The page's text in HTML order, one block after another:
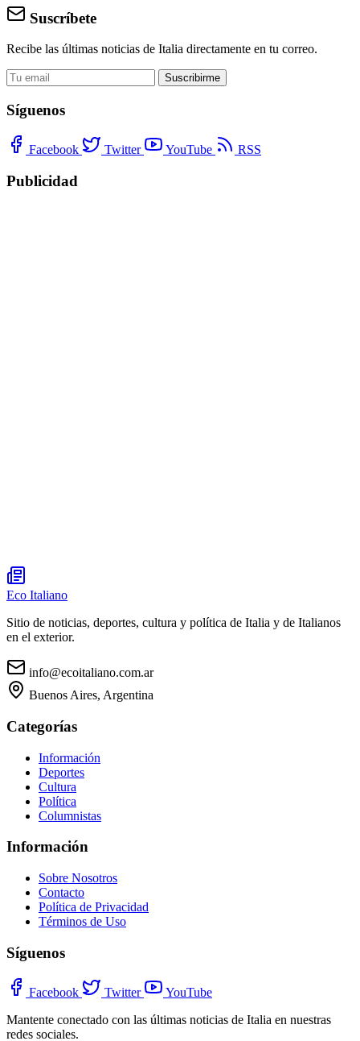
Suscríbete
Recibe las últimas noticias de Italia directamente en tu correo.
Suscribirme
Síguenos
Facebook Twitter YouTube RSS
Publicidad
Eco Italiano
Sitio de noticias, deportes, cultura y política de Italia y de Italianos
en el exterior.
info@ecoitaliano.com.ar
Buenos Aires, Argentina
Categorías
Información
Deportes
Cultura
Política
Columnistas
Información
Sobre Nosotros
Contacto
Política de Privacidad
Términos de Uso
Síguenos
Facebook Twitter
YouTube
Mantente conectado con las últimas noticias de Italia en nuestras
redes sociales.